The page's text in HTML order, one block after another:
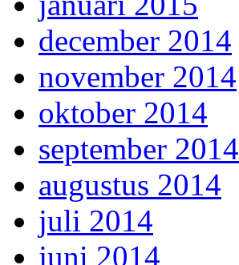
december 2014
november 2014
oktober 2014
september 2014
augustus 2014
juli 2014
juni 2014